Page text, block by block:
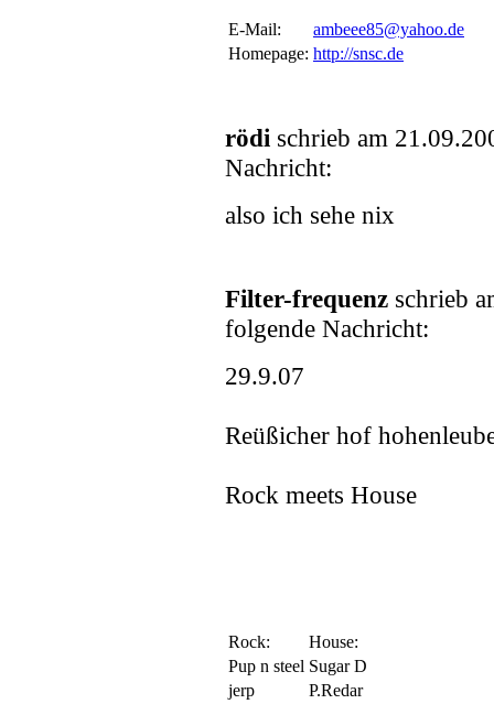
E-Mail:
ambeee85@yahoo.de
Homepage: http://snsc.de
rödi schrieb am
Nachricht:
also ich sehe nix
Filter-frequenz schrieb
folgende Nachricht:
29.9.07
Reüßicher hof
Rock meets House
Rock:
House:
Pup n steel Sugar D
jerp
P.Redar